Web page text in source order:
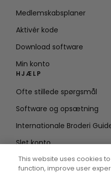
Medlemskabsplaner
Aktivér kode
Download software
Min konto
HJÆLP
Ofte stillede spørgsmål
Software og opsætning
Internationale Broderi
Slet konto
This website uses cookies
function, improve user